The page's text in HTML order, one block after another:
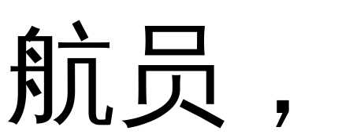
航员，